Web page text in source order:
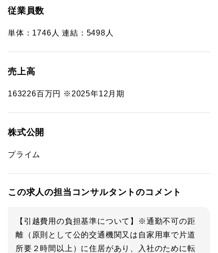
従業員数
単体：1746人 連結：5498人
売上高
163226百万円 ※2025年12月期
株式公開
プライム
この求人の担当コンサルタントのコメント
【引越費用の負担基準について】※通勤不可の距
離（原則として公的交通機関又は自家用車で片道
所要２時間以上）に住居があり、入社のために転